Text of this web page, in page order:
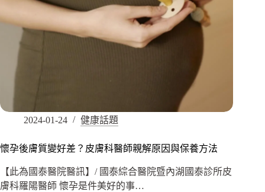
2024-01-24 健康話題
懷孕後膚質變好差？皮膚科醫師親解原因與保養方法
【此為國泰醫院醫訊】/ 國泰綜合醫院暨內湖國泰診所皮
膚科羅陽醫師 懷孕是件美好的事…